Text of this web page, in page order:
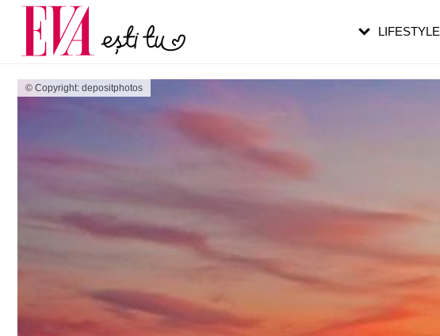
© Copyright: depositphotos
LIFESTYLE
Carieră
Actualitate
pe măsură ce înaintezi în vârstă